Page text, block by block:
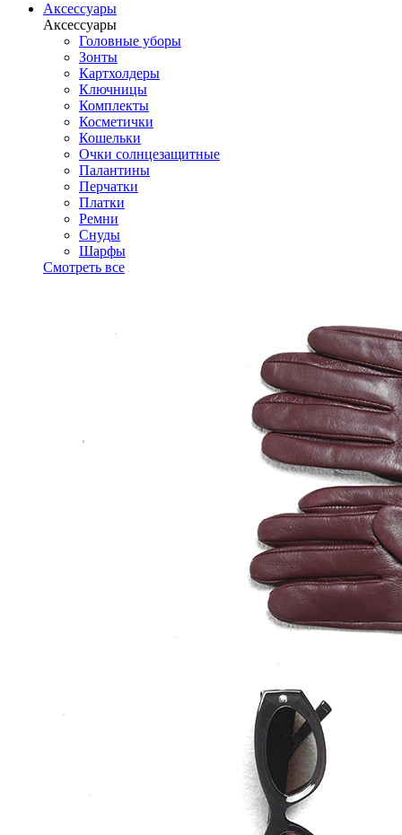
Аксессуары
Аксессуары
Головные уборы
Зонты
Картхолдеры
Ключницы
Комплекты
Косметички
Кошельки
Очки солнцезащитные
Палантины
Перчатки
Платки
Ремни
Снуды
Шарфы
Смотреть все